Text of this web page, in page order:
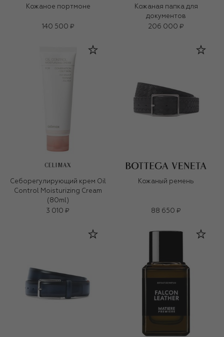
Кожаное портмоне
140 500 ₽
Кожаная папка для
документов
206 000 ₽
CELIMAX
Себорегулирующий крем Oil
Control Moisturizing Cream
(80ml)
3 010 ₽
Кожаный ремень
88 650 ₽